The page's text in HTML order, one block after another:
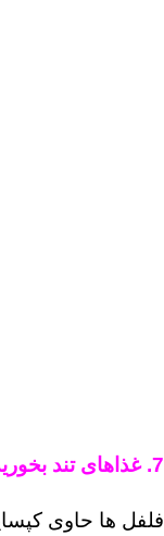
7. غذاهای تند بخورید
فلفل ها حاوی